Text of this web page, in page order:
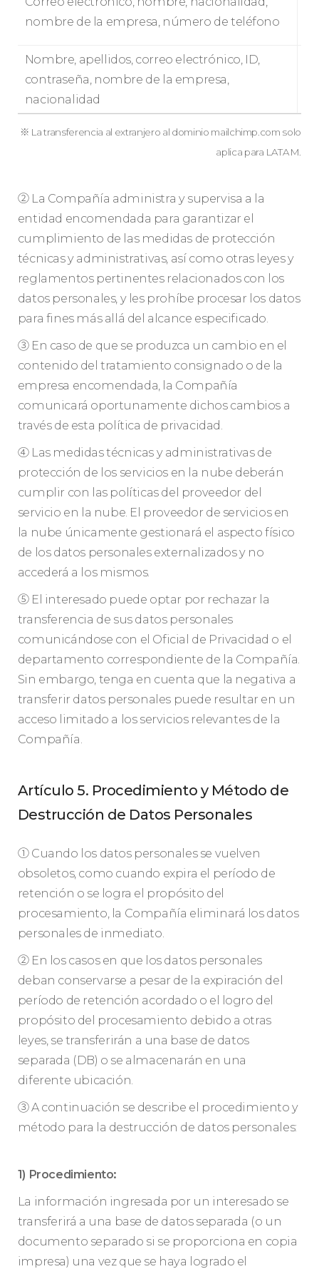
nombre de la empresa, número de teléfono
Nombre, apellidos, correo electrónico, ID,
contraseña, nombre de la empresa,
nacionalidad
※ La transferencia al extranjero al dominio mailchimp.com solo
aplica para LATAM.
② La Compañía administra y supervisa a la
entidad encomendada para garantizar el
cumplimiento de las medidas de protección
técnicas y administrativas, así como otras leyes y
reglamentos pertinentes relacionados con los
datos personales, y les prohíbe procesar los datos
para fines más allá del alcance especificado.
③ En caso de que se produzca un cambio en el
contenido del tratamiento consignado o de la
empresa encomendada, la Compañía
comunicará oportunamente dichos cambios a
través de esta política de privacidad.
④ Las medidas técnicas y administrativas de
protección de los servicios en la nube deberán
cumplir con las políticas del proveedor del
servicio en la nube. El proveedor de servicios en
la nube únicamente gestionará el aspecto físico
de los datos personales externalizados y no
accederá a los mismos.
⑤ El interesado puede optar por rechazar la
transferencia de sus datos personales
comunicándose con el Oficial de Privacidad o el
departamento correspondiente de la Compañía.
Sin embargo, tenga en cuenta que la negativa a
transferir datos personales puede resultar en un
acceso limitado a los servicios relevantes de la
Compañía.
Artículo 5. Procedimiento y Método de
Destrucción de Datos Personales
① Cuando los datos personales se vuelven
obsoletos, como cuando expira el período de
retención o se logra el propósito del
procesamiento, la Compañía eliminará los datos
personales de inmediato.
② En los casos en que los datos personales
deban conservarse a pesar de la expiración del
período de retención acordado o el logro del
propósito del procesamiento debido a otras
leyes, se transferirán a una base de datos
separada (DB) o se almacenarán en una
diferente ubicación.
③ A continuación se describe el procedimiento y
método para la destrucción de datos personales:
1) Procedimiento:
La información ingresada por un interesado se
transferirá a una base de datos separada (o un
documento separado si se proporciona en copia
impresa) una vez que se haya logrado el